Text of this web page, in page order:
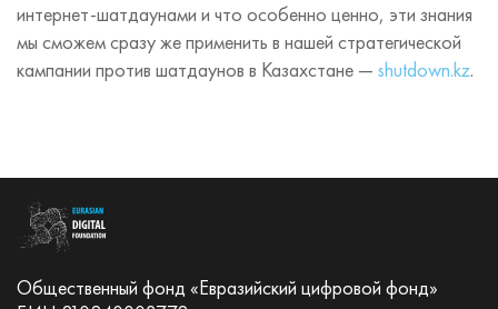
интернет-шатдаунами и что особенно ценно, эти знания
мы сможем сразу же применить в нашей стратегической
кампании против шатдаунов в Казахстане — shutdown.kz.
Общественный фонд «Евразийский цифровой фонд»